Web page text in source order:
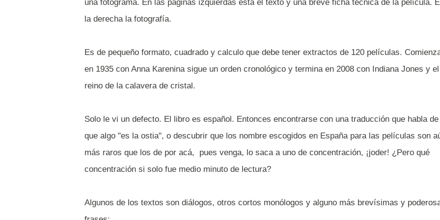
una fotograma. En las páginas izquierdas está el texto y una breve ficha técnica de la película.
la derecha la fotografía.
Es de pequeño formato, cuadrado y calculo que debe tener extractos de 120 películas.
en 1935 con Anna Karenina sigue un orden cronológico y termina en 2008 con Indiana Jones y el
reino de la calavera de cristal.
Solo le vi un defecto. El libro es español. Entonces encontrarse con una traducción que habla de
que algo "es la ostia", o descubrir que los nombre escogidos en España para las películas son
más raros que los de por acá, pues venga, lo saca a uno de concentración, ¡joder! ¿Pero qué
concentración si solo fue medio minuto de lectura?
Algunos de los textos son diálogos, otros cortos monólogos y alguno más brevísimas y